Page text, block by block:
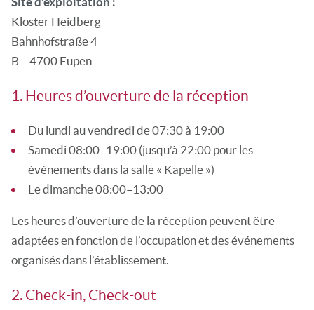
Kloster Heidberg
Bahnhofstraße 4
B – 4700 Eupen
1. Heures d’ouverture de la réception
Du lundi au vendredi de 07:30 à 19:00
Samedi 08:00–19:00 (jusqu’à 22:00 pour les
évènements dans la salle « Kapelle »)
Le dimanche 08:00–13:00
Les heures d’ouverture de la réception peuvent être
adaptées en fonction de l’occupation et des événements
organisés dans l’établissement.
2. Check-in, Check-out